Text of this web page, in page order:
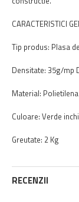
CARACTERISTICI
Tip produs: Plasa
Densitate: 35g/mp
Material: Polietilena
Culoare: Verde
Greutate: 2 Kg
RECENZII